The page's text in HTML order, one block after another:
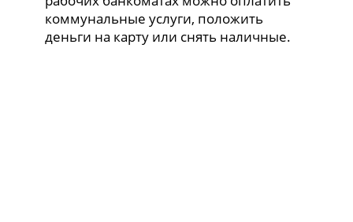
коммунальные услуги, положить
деньги на карту или снять наличные.